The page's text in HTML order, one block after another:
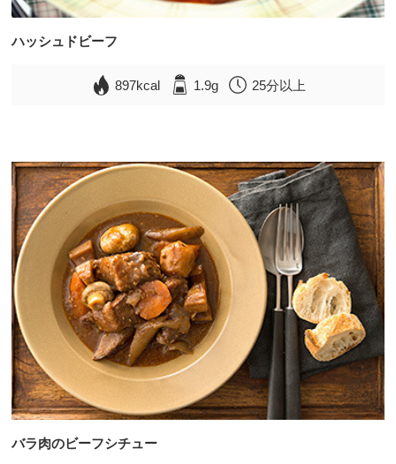
ハッシュドビーフ
897kcal 1.9g 25分以上
バラ肉のビーフシチュー